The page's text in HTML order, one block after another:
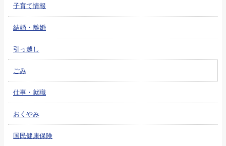
子育て情報
結婚・離婚
引っ越し
ごみ
仕事・就職
おくやみ
国民健康保険